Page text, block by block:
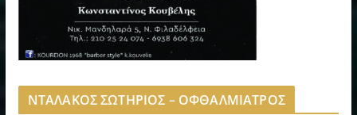
ΝΤΑΛΑΚΟΣ ΣΩΤΗΡΙΟΣ – ΟΦΘΑΛΜΙΑΤΡΟΣ